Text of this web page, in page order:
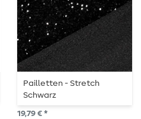
Pailletten - Stretch
Schwarz
19,79 € *